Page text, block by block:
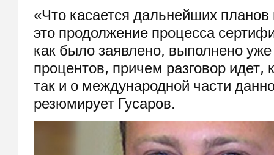
«Что касается дальнейших планов
это продолжение процесса
как было заявлено, выполнено
процентов, причем разговор идет,
так и о международной части
резюмирует Гусаров.